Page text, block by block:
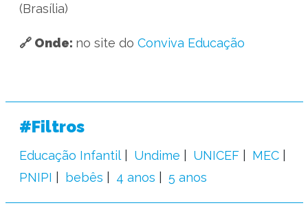
(Brasília)
🔗 Onde: no site do Conviva Educação
#Filtros
Educação Infantil Undime UNICEF
MEC
PNIPI
bebês 4 anos 5 anos